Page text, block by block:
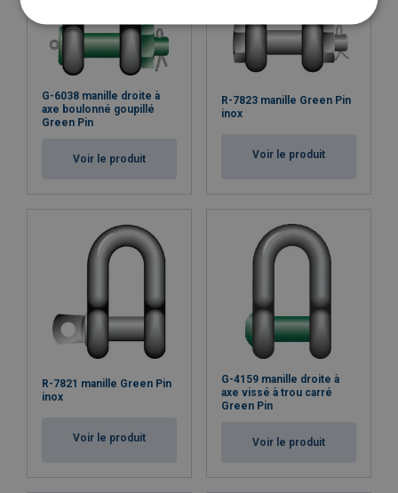
G-6038 manille droite à
axe boulonné goupillé
Green Pin
Voir le produit
R-7823 manille Green Pin
inox
Voir le produit
R-7821 manille Green Pin
inox
Voir le produit
G-4159 manille droite à
axe vissé à trou carré
Green Pin
Voir le produit